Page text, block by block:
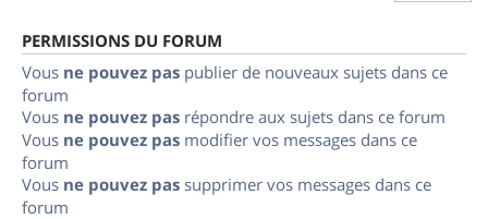
PERMISSIONS DU FORUM
Vous ne pouvez pas publier de nouveaux sujets dans ce
forum
Vous ne pouvez pas répondre aux sujets dans ce forum
Vous ne pouvez pas modifier vos messages dans ce
forum
Vous ne pouvez pas supprimer vos messages dans ce
forum